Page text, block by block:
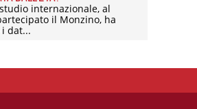
internazionale, al
il Monzino, ha
dat...